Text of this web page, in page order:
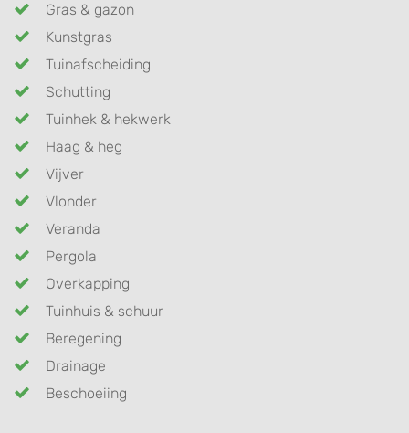
Gras & gazon
Kunstgras
Tuinafscheiding
Schutting
Tuinhek & hekwerk
Haag & heg
Vijver
Vlonder
Veranda
Pergola
Overkapping
Tuinhuis & schuur
Beregening
Drainage
Beschoeiing